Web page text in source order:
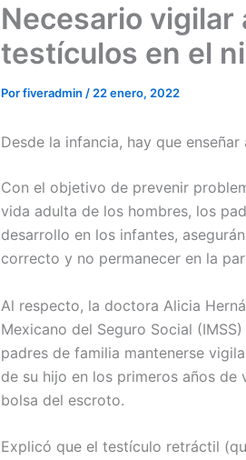
Necesario vigilar
testículos en el
Porfiveradmin / 22 enero, 2022
Desde la infancia, hay que
Con el objetivo de prevenir
vida adulta de los hombres, los
desarrollo en los infantes,
correcto y no permanecer en la
Al respecto, la doctora Alicia
Mexicano del Seguro Social
padres de familia mantenerse
de su hijo en los primeros años
bolsa del escroto.
Explicó que el testículo retráctil